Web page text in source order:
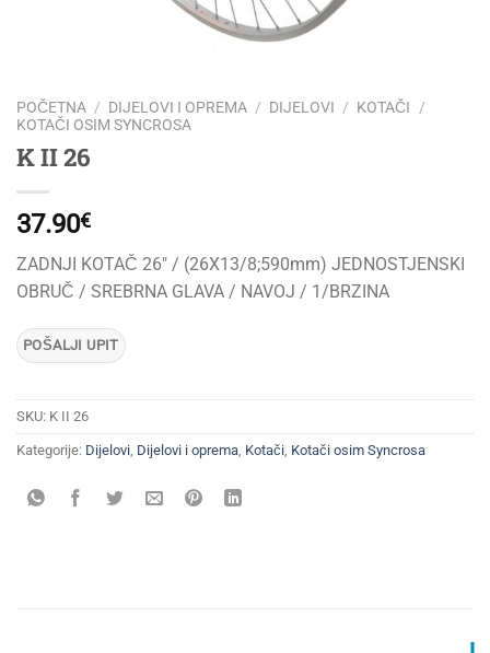
POČETNA / DIJELOVI I OPREMA / DIJELOVI / KOTAČI
/
KOTAČI OSIM SYNCROSA
K II 26
37.90€
ZADNJI KOTAČ 26″ / (26X13/8;590mm) JEDNOSTJENSKI
OBRUČ / SREBRNA GLAVA / NAVOJ / 1/BRZINA
SKU: K II 26
Kategorije: Dijelovi, Dijelovi i oprema, Kotači, Kotači osim Syncrosa